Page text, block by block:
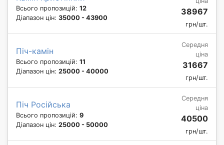
Всього пропозицій: 12
Діапазон цін: 35000 - 43900
38967
грн/шт.
Піч-камін
Всього пропозицій: 11
Діапазон цін: 25000 - 40000
Середня
ціна
31667
грн/шт.
Піч Російська
Всього пропозицій: 9
Діапазон цін: 25000 - 50000
Середня
ціна
40500
грн/шт.